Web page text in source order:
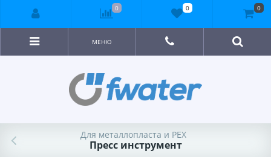
МЕНЮ
Для металлопласта и PEX
Пресс инструмент
0 0 0